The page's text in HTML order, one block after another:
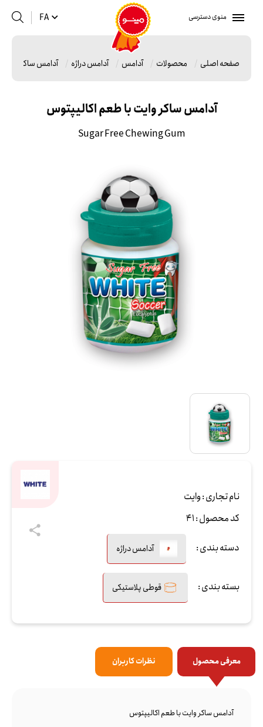
منوی دسترسی FA
صفحه اصلی محصولات آدامس آدامس دراژه آدامس ساکر وایت
آدامس ساکر وایت با طعم اکالیپتوس
Sugar Free Chewing Gum
نام تجاری :وایت
کد محصول :41
دسته بندی : آدامس دراژه
بسته بندی : قوطی پلاستیکی
معرفی محصول نظرات کاربران
آدامس ساکر وایت با طعم اکالیپتوس